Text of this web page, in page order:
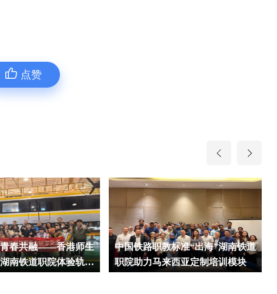
点赞
青春共融——香港师生
南铁道职院体验轨道
中国铁路职教标准“出海”湖南铁道
职院助力马来西亚定制培训模块